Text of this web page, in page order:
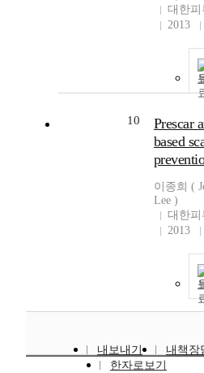
대한
2013
10
Prescar
based
이종희 (
Lee )
대한
2013
내보내기
내책장
한자로보기